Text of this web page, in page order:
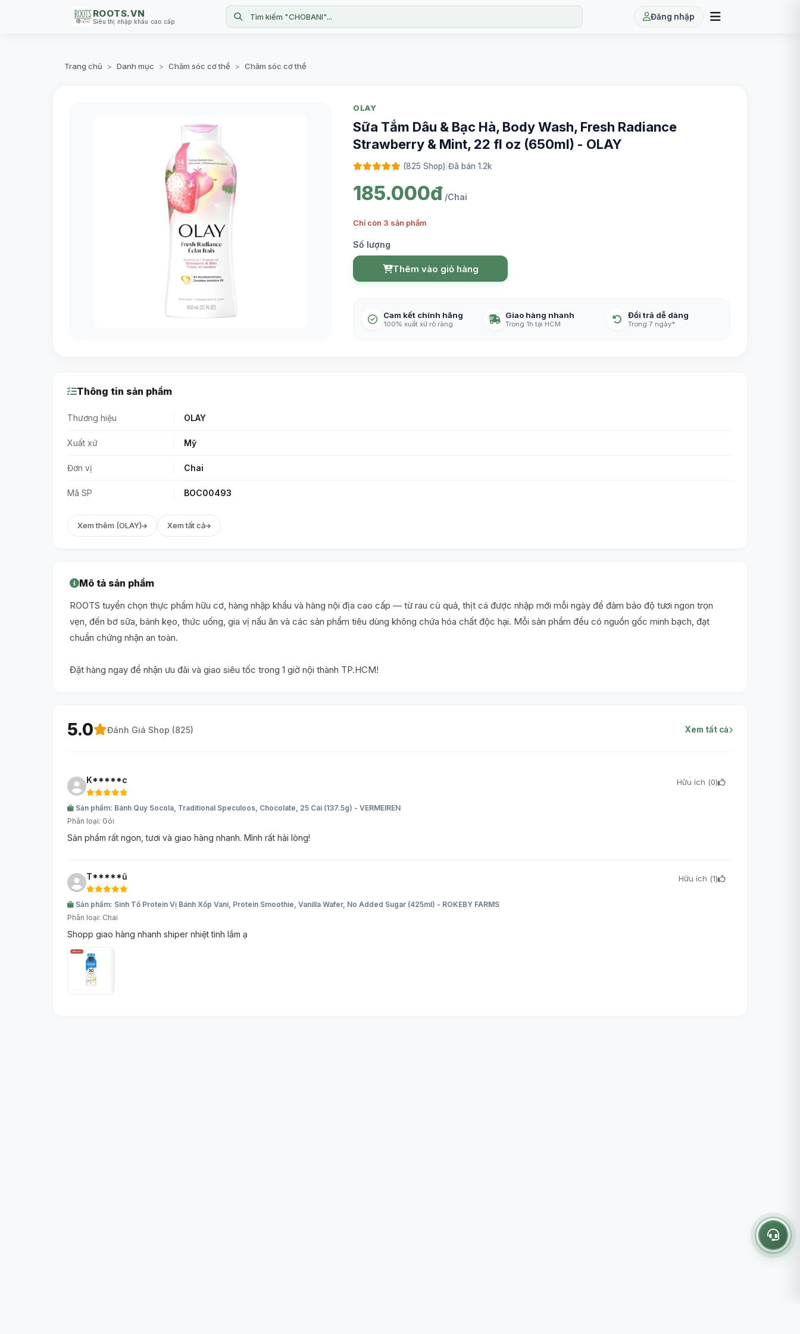
ROOTS.VN
Siêu thị nhập khẩu cao cấp Tìm kiếm "CHOBANI"... Đăng nhập
Trang chủ > Danh mục > Chăm sóc cơ thể > Chăm sóc cơ thể
OLAY
Sữa Tắm Dâu & Bạc Hà, Body Wash, Fresh Radiance
Strawberry & Mint, 22 fl oz (650ml) - OLAY
(825 Shop) Đã bán 1.2k
185.000đ /Chai
Chỉ còn 3 sản phẩm
Số lượng
Thêm vào giỏ hàng
Cam kết chính hãng
100% xuất xứ rõ ràng
Giao hàng nhanh
Trong 1h tại HCM
Đổi trả dễ dàng
Trong 7 ngày*
Thông tin sản phẩm
Thương hiệu OLAY
Xuất xứ Mỹ
Đơn vị Chai
Mã SP BOC00493
Xem thêm (OLAY) Xem tất cả
Mô tả sản phẩm
ROOTS tuyển chọn thực phẩm hữu cơ, hàng nhập khẩu và hàng nội địa cao cấp — từ rau củ quả, thịt cá được nhập mới mỗi ngày để đảm bảo độ tươi ngon trọn
vẹn, đến bơ sữa, bánh kẹo, thức uống, gia vị nấu ăn và các sản phẩm tiêu dùng không chứa hóa chất độc hại. Mỗi sản phẩm đều có nguồn gốc minh bạch, đạt
chuẩn chứng nhận an toàn.
Đặt hàng ngay để nhận ưu đãi và giao siêu tốc trong 1 giờ nội thành TP.HCM!
5.0 Đánh Giá Shop (825) Xem tất cả
K*****c Hữu ích (0)
Sản phẩm: Bánh Quy Socola, Traditional Speculoos, Chocolate, 25 Cái (137.5g) - VERMEIREN
Phân loại: Gói
Sản phẩm rất ngon, tươi và giao hàng nhanh. Mình rất hài lòng!
T*****ũ Hữu ích (1)
Sản phẩm: Sinh Tố Protein Vị Bánh Xốp Vani, Protein Smoothie, Vanilla Wafer, No Added Sugar (425ml) - ROKEBY FARMS
Phân loại: Chai
Shopp giao hàng nhanh shiper nhiệt tình lắm ạ